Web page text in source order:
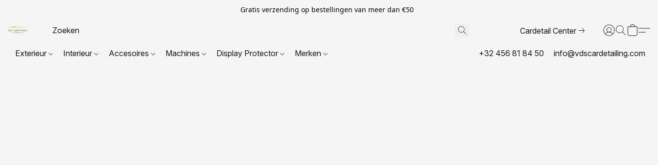
Gratis verzending op bestellingen van meer dan €50
Cardetail Center
Exterieur Interieur Accesoires Machines Display Protector Merken +32 456 81 84 50 info@vdscardetailing.com